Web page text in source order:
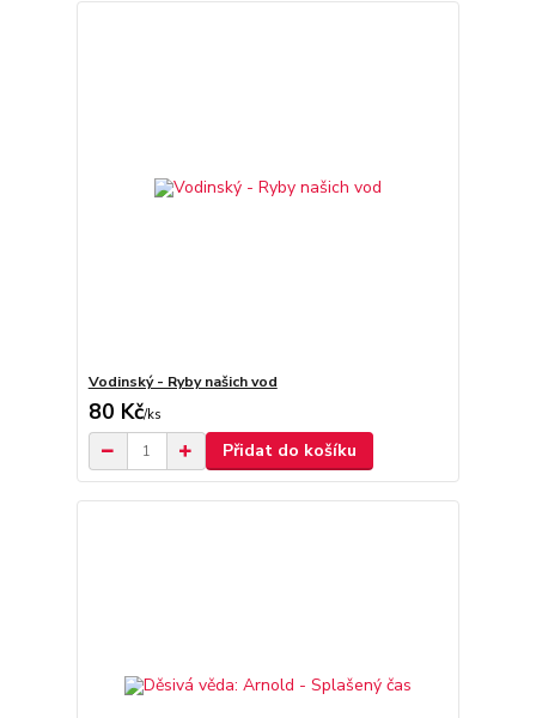
Vodinský - Ryby našich vod
80 Kč/ks
Přidat do košíku